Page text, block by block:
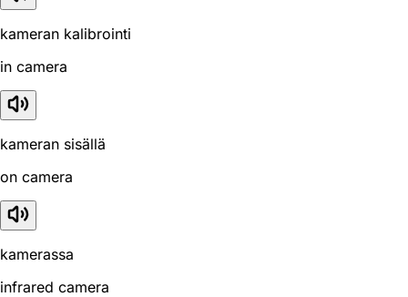
kameran kalibrointi
in camera
kameran sisällä
on camera
kamerassa
infrared camera